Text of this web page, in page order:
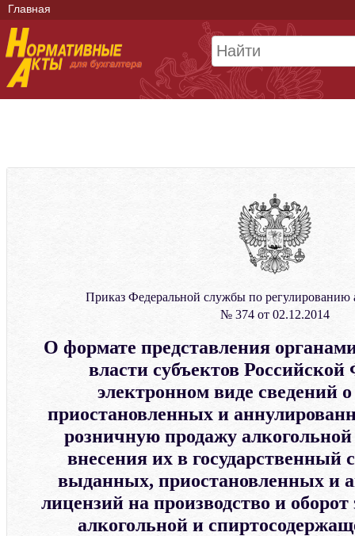
Главная
Приказ Федеральной службы по регулированию
№ 374 от 02.12.2014
О формате представления
власти субъектов
электронном виде сведений
приостановленных и
розничную продажу
внесения их в государственный
выданных, приостановленных и
лицензий на производство и оборот
алкогольной и